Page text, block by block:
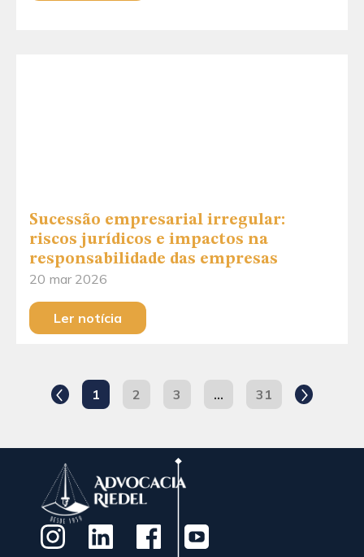
Sucessão empresarial irregular:
riscos jurídicos e impactos na
responsabilidade das empresas
20 mar 2026
Ler notícia
1 2 3 … 31